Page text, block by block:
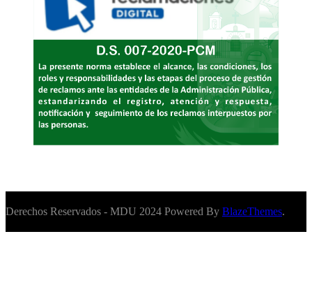
Derechos Reservados - MDU 2024 Powered By BlazeThemes.